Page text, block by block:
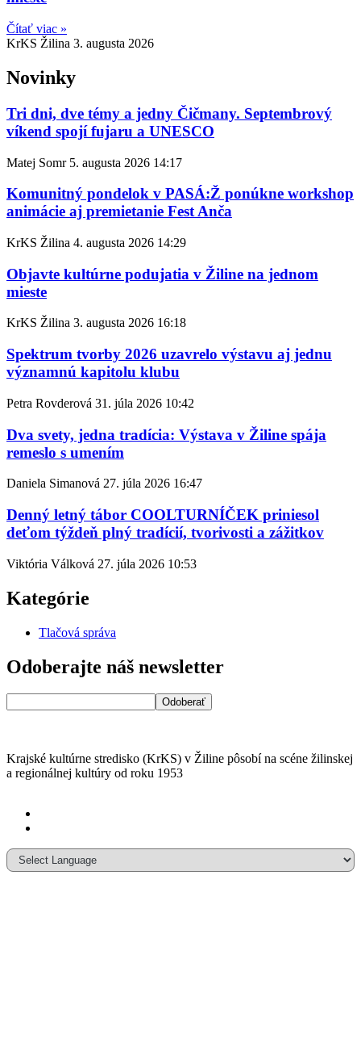
Čítať viac »
KrKS Žilina 3. augusta 2026
Novinky
Tri dni, dve témy a jedny Čičmany. Septembrový
víkend spojí fujaru a UNESCO
Matej Somr 5. augusta 2026 14:17
Komunitný pondelok v PASÁ:Ž ponúkne workshop
animácie aj premietanie Fest Anča
KrKS Žilina 4. augusta 2026 14:29
Objavte kultúrne podujatia v Žiline na jednom
mieste
KrKS Žilina 3. augusta 2026 16:18
Spektrum tvorby 2026 uzavrelo výstavu aj jednu
významnú kapitolu klubu
Petra Rovderová 31. júla 2026 10:42
Dva svety, jedna tradícia: Výstava v Žiline spája
remeslo s umením
Daniela Simanová 27. júla 2026 16:47
Denný letný tábor COOLTURNÍČEK priniesol
deťom týždeň plný tradícií, tvorivosti a zážitkov
Viktória Válková 27. júla 2026 10:53
Kategórie
Tlačová správa
Odoberajte náš newsletter
Krajské kultúrne stredisko (KrKS) v Žiline pôsobí na scéne žilinskej
a regionálnej kultúry od roku 1953